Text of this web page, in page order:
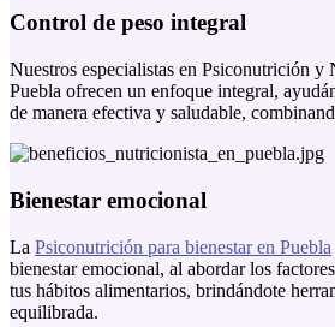
Control de peso integral
Nuestros especialistas en Psiconutrición
Puebla ofrecen un enfoque integral,
de manera efectiva y saludable,
Bienestar emocional
La Psiconutrición para bienestar en Puebla
bienestar emocional, al abordar los
tus hábitos alimentarios, brindándote
equilibrada.